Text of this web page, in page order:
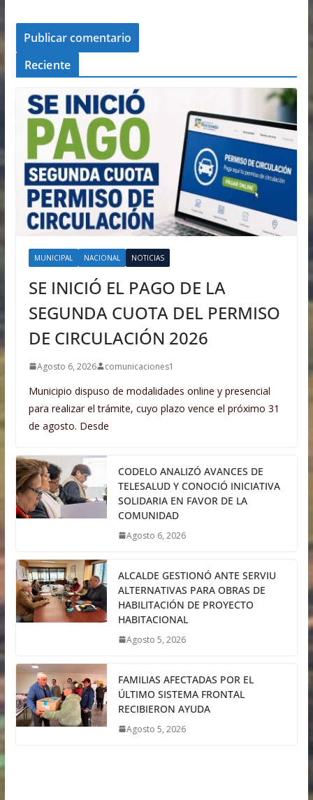
Reciente
MUNICIPAL NACIONAL NOTICIAS
SE INICIÓ EL PAGO DE LA
SEGUNDA CUOTA DEL PERMISO
DE CIRCULACIÓN 2026
Agosto 6, 2026 comunicaciones1
Municipio dispuso de modalidades online y presencial
para realizar el trámite, cuyo plazo vence el próximo 31
de agosto. Desde
CODELO ANALIZÓ AVANCES DE
TELESALUD Y CONOCIÓ INICIATIVA
SOLIDARIA EN FAVOR DE LA
COMUNIDAD
Agosto 6, 2026
ALCALDE GESTIONÓ ANTE SERVIU
ALTERNATIVAS PARA OBRAS DE
HABILITACIÓN DE PROYECTO
HABITACIONAL
Agosto 5, 2026
FAMILIAS AFECTADAS POR EL
ÚLTIMO SISTEMA FRONTAL
RECIBIERON AYUDA
Agosto 5, 2026